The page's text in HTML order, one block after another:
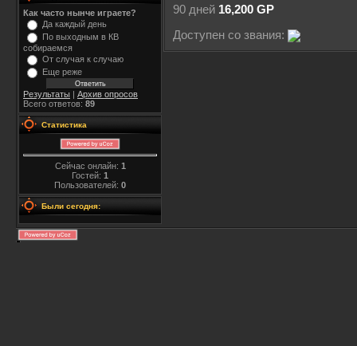
Как часто нынче играете?
Да каждый день
По выходным в КВ
собираемся
От случая к случаю
Еще реже
Результаты | Архив опросов
Всего ответов: 89
Статистика
Сейчас онлайн: 1
Гостей: 1
Пользователей: 0
Были сегодня:
90 дней 16,200 GP
Доступен со звания: